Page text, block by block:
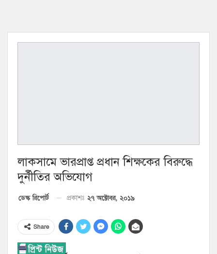
লাকসামে ভারপ্রাপ্ত প্রধান শিক্ষকের বিরুদ্ধে
দুর্নীতির অভিযোগ
ডেস্ক রিপোর্ট প্রকাশঃ ২৭ অক্টোবর, ২০১৯
Share